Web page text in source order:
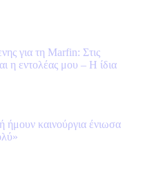
για τη Marfin: Στις
η εντολέας μου – Η ίδια
καινούργια ένιωσα